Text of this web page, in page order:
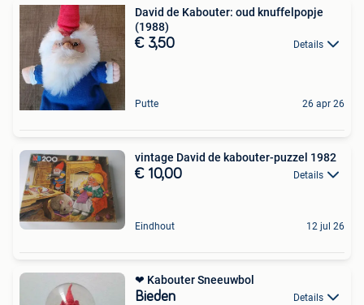
David de Kabouter: oud knuffelpopje
(1988)
€ 3,50 Details
Putte 26 apr 26
vintage David de kabouter-puzzel 1982
€ 10,00 Details
Eindhout 12 jul 26
❤ Kabouter Sneeuwbol
Bieden Details